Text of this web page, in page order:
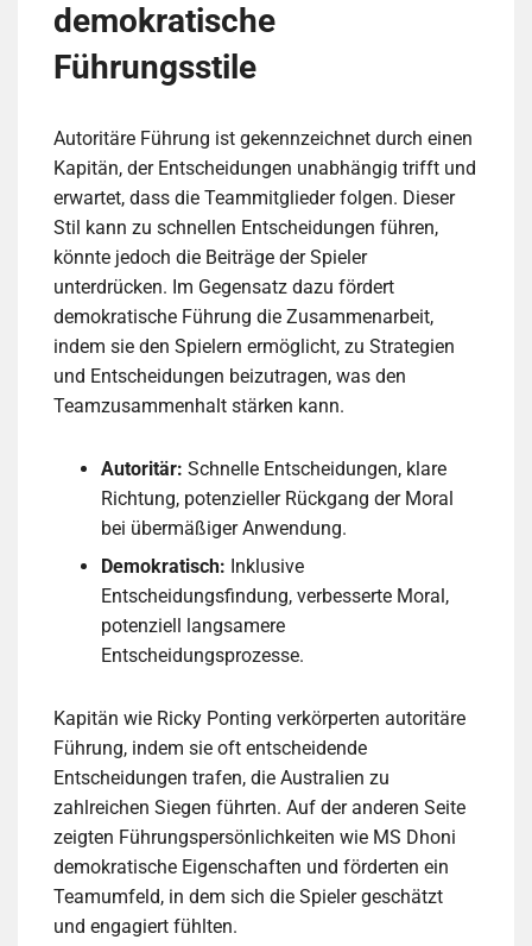
demokratische
Führungsstile
Autoritäre Führung ist gekennzeichnet durch einen
Kapitän, der Entscheidungen unabhängig trifft und
erwartet, dass die Teammitglieder folgen. Dieser
Stil kann zu schnellen Entscheidungen führen,
könnte jedoch die Beiträge der Spieler
unterdrücken. Im Gegensatz dazu fördert
demokratische Führung die Zusammenarbeit,
indem sie den Spielern ermöglicht, zu Strategien
und Entscheidungen beizutragen, was den
Teamzusammenhalt stärken kann.
Autoritär: Schnelle Entscheidungen, klare
Richtung, potenzieller Rückgang der Moral
bei übermäßiger Anwendung.
Demokratisch: Inklusive
Entscheidungsfindung, verbesserte Moral,
potenziell langsamere
Entscheidungsprozesse.
Kapitän wie Ricky Ponting verkörperten autoritäre
Führung, indem sie oft entscheidende
Entscheidungen trafen, die Australien zu
zahlreichen Siegen führten. Auf der anderen Seite
zeigten Führungspersönlichkeiten wie MS Dhoni
demokratische Eigenschaften und förderten ein
Teamumfeld, in dem sich die Spieler geschätzt
und engagiert fühlten.